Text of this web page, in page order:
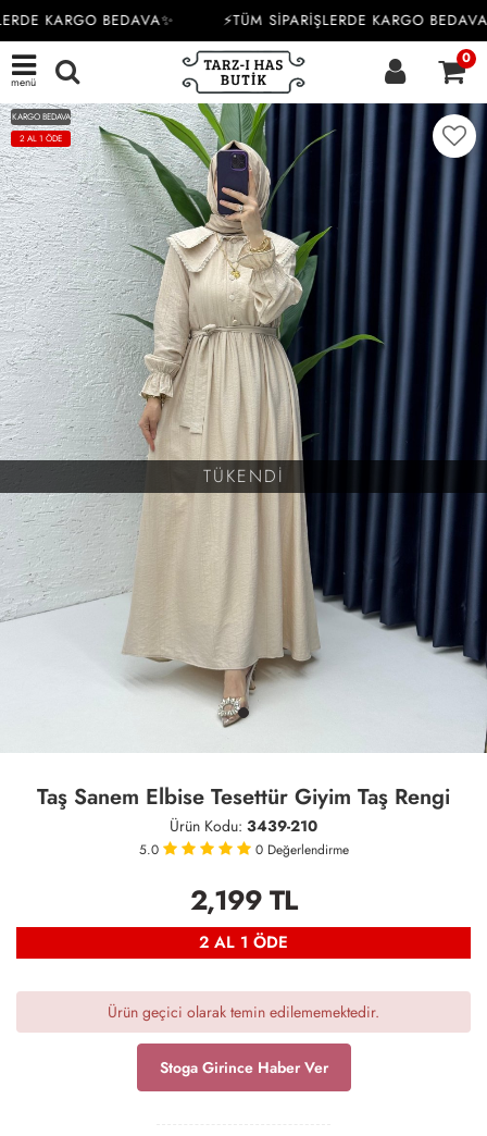
KARGO BEDAVA✨ ⚡TÜM SİPARİŞLERDE KARGO
menü
0
TÜKENDİ
KARGO BEDAVA
2 AL 1 ÖDE
Taş Sanem Elbise Tesettür Giyim Taş Rengi
Ürün Kodu: 3439-210
5.0 0 Değerlendirme
2,199TL
2 AL 1 ÖDE
Ürün geçici olarak temin edilememektedir.
Stoga Girince Haber Ver